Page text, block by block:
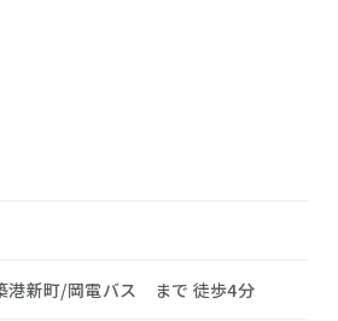
港新町/岡電バス まで 徒歩4分